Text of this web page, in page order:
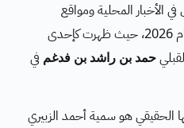
الأخبار المحلية ومواقع
التواصل اليمنية منذ منتصف عام 2026، حيث ظهرت كإحدى
حمد بن راشد بن فدغم في
الحقيقي هو سمية أحمد الزبيري